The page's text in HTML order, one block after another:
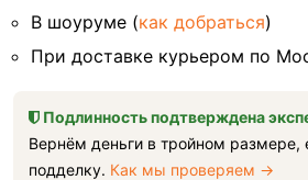
В шоуруме (как добраться)
При доставке курьером по
Подлинность подтверждена
Вернём деньги в тройном размере,
подделку. Как мы проверяем →